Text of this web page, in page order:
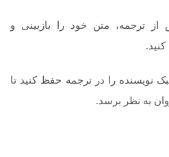
ترجمه، متن خود را بازبینی و
نویسنده را در ترجمه حفظ کنید تا
به نظر برسد.